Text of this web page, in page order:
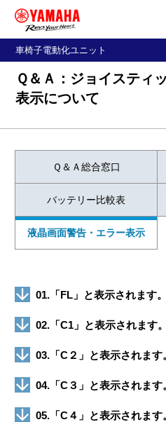
車椅子電動化ユニット
Ｑ＆Ａ：ジョイスティ
表示について
Ｑ＆Ａ総合窓口
バッテリー比較表
液晶画面警告・エラー表示
01.「FL」と表示されます。
02.「C1」と表示されます。
03.「C２」と表示されます
04.「C３」と表示されます
05.「C４」と表示されます